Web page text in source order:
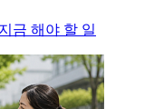
금 해야 할 일